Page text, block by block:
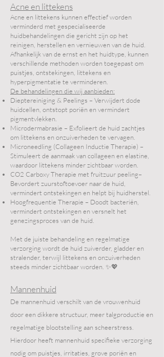
Acne en littekens
Acne en littekens kunnen effectief worden
verminderd met gespecialiseerde
huidbehandelingen die gericht zijn op het
reinigen, herstellen en vernieuwen van de huid.
Afhankelijk van de ernst en het huidtype, kunnen
verschillende methoden worden toegepast om
puistjes, ontstekingen, littekens en
hyperpigmentatie te verminderen.
De behandelingen die wij aanbieden:
Dieptereiniging & Peelings – Verwijdert dode
huidcellen, ontstopt poriën en vermindert
pigmentvlekken.
Microdermabrasie – Exfolieert de huid zachtjes
om littekens en onzuiverheden te vervagen.
Microneedling (Collageen Inductie Therapie) –
Stimuleert de aanmaak van collageen en elastine,
waardoor littekens minder zichtbaar worden.
CO2 Carboxy Therapie met fruitzuur peeling–
Bevordert zuurstoftoevoer naar de huid,
vermindert ontstekingen en helpt bij huidherstel.
Hoogfrequentie Therapie – Doodt bacteriën,
vermindert ontstekingen en versnelt het
genezingsproces van de huid.
Met de juiste behandeling en regelmatige
verzorging wordt de huid zuiverder, gladder en
stralender, terwijl littekens en onzuiverheden
steeds minder zichtbaar worden. ✨💖
Mannenhuid
De mannenhuid verschilt van de vrouwenhuid
door een dikkere structuur, meer talgproductie en
regelmatige blootstelling aan scheerstress.
Hierdoor heeft mannenhuid specifieke verzorging
nodig om puistjes, irritaties, grove poriën en